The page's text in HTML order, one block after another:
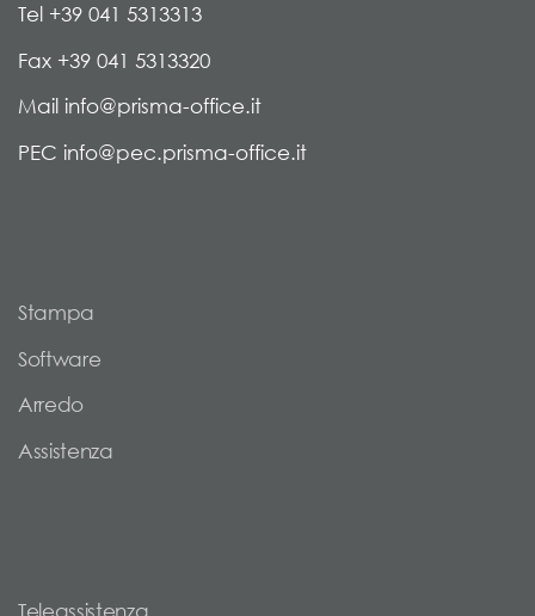
Tel +39 041 5313313
Fax +39 041 5313320
Mail info@prisma-office.it
PEC info@pec.prisma-office.it
Stampa
Software
Arredo
Assistenza
Teleassistenza